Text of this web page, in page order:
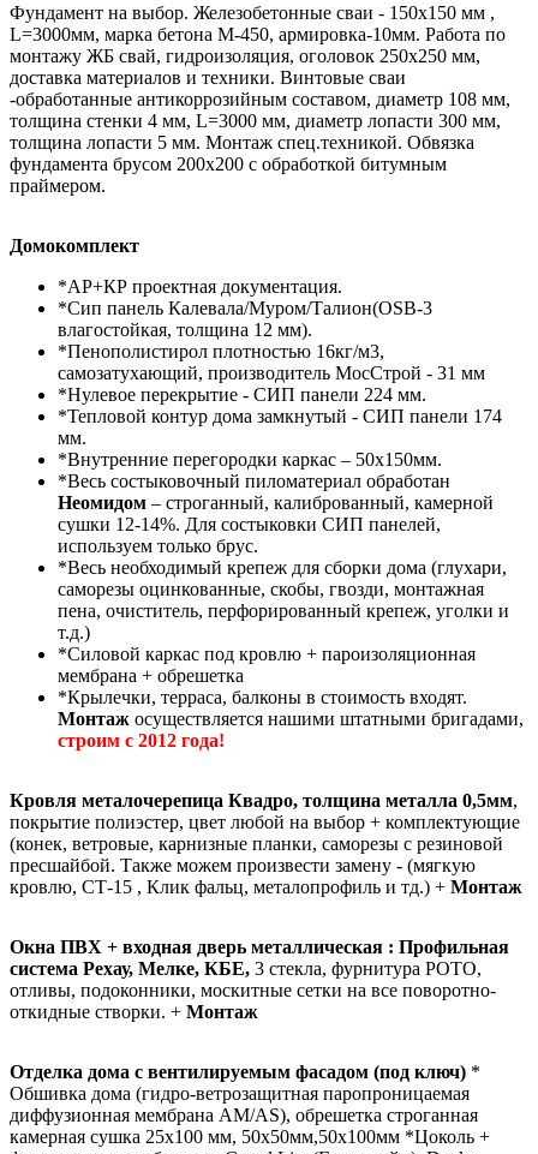
Фундамент на выбор. Железобетонные сваи - 150х150 мм ,
L=3000мм, марка бетона М-450, армировка-10мм. Работа по
монтажу ЖБ свай, гидроизоляция, оголовок 250х250 мм,
доставка материалов и техники. Винтовые сваи
-обработанные антикоррозийным составом, диаметр 108 мм,
толщина стенки 4 мм, L=3000 мм, диаметр лопасти 300 мм,
толщина лопасти 5 мм. Монтаж спец.техникой. Обвязка
фундамента брусом 200х200 с обработкой битумным
праймером.
Домокомплект
*АР+КР проектная документация.
*Сип панель Калевала/Муром/Талион(OSB-3
влагостойкая, толщина 12 мм).
*Пенополистирол плотностью 16кг/м3,
самозатухающий, производитель МосСтрой - 31 мм
*Нулевое перекрытие - СИП панели 224 мм.
*Тепловой контур дома замкнутый - СИП панели 174
мм.
*Внутренние перегородки каркас – 50х150мм.
*Весь состыковочный пиломатериал обработан
Неомидом – строганный, калиброванный, камерной
сушки 12-14%. Для состыковки СИП панелей,
используем только брус.
*Весь необходимый крепеж для сборки дома (глухари,
саморезы оцинкованные, скобы, гвозди, монтажная
пена, очиститель, перфорированный крепеж, уголки и
т.д.)
*Силовой каркас под кровлю + пароизоляционная
мембрана + обрешетка
*Крылечки, терраса, балконы в стоимость входят.
Монтаж осуществляется нашими штатными бригадами,
строим с 2012 года!
Кровля металочерепица Квадро, толщина металла 0,5мм,
покрытие полиэстер, цвет любой на выбор + комплектующие
(конек, ветровые, карнизные планки, саморезы с резиновой
пресшайбой. Также можем произвести замену - (мягкую
кровлю, СТ-15 , Клик фальц, металопрофиль и тд.) + Монтаж
Окна ПВХ + входная дверь металлическая : Профильная
система Рехау, Мелке, КБЕ, 3 стекла, фурнитура РОТО,
отливы, подоконники, москитные сетки на все поворотно-
откидные створки. + Монтаж
Отделка дома c вентилируемым фасадом (под ключ) *
Обшивка дома (гидро-ветрозащитная паропроницаемая
диффузионная мембрана АМ/АS), обрешетка строганная
камерная сушка 25х100 мм, 50х50мм,50х100мм *Цоколь +